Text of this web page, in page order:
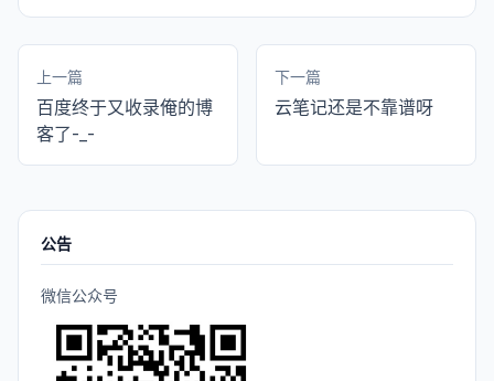
上一篇
百度终于又收录俺的博
客了-_-
下一篇
云笔记还是不靠谱呀
公告
微信公众号